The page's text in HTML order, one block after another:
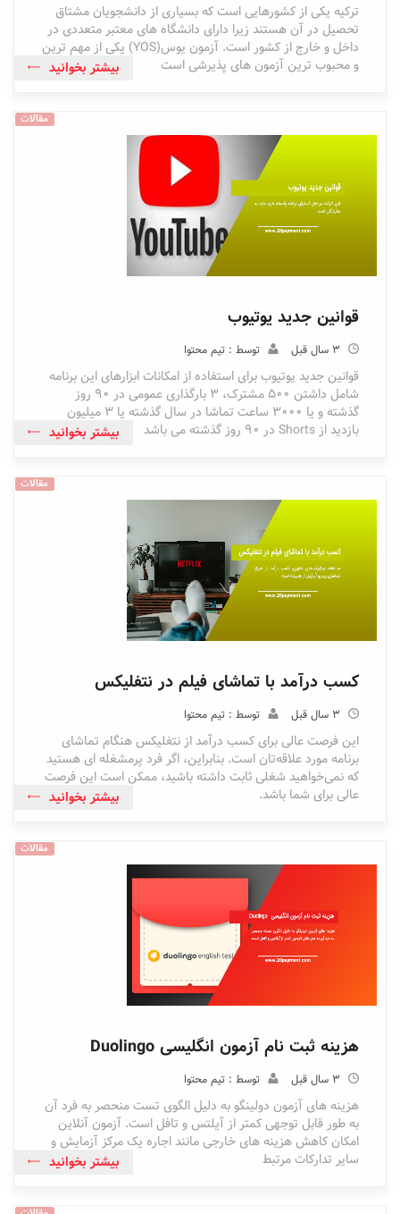
ترکیه یکی از کشورهایی است که بسیاری از دانشجویان مشتاق
تحصیل در آن هستند زیرا دارای دانشگاه های معتبر متعددی در
داخل و خارج از کشور است. آزمون یوس(YOS) یکی از مهم ترین
و محبوب ترین آزمون های پذیرشی است
بیشتر بخوانید
مقالات
قوانین جدید یوتیوب
3 سال قبل توسط : تیم محتوا
قوانین جدید یوتیوب برای استفاده از امکانات ابزارهای این برنامه
شامل داشتن 500 مشترک، 3 بارگذاری عمومی در 90 روز
گذشته و یا 3000 ساعت تماشا در سال گذشته یا 3 میلیون
بازدید از Shorts در 90 روز گذشته می باشد
بیشتر بخوانید
مقالات
کسب درآمد با تماشای فیلم در نتفلیکس
3 سال قبل توسط : تیم محتوا
این فرصت عالی برای کسب درآمد از نتفلیکس هنگام تماشای
برنامه مورد علاقه‌تان است. بنابراین، اگر فرد پرمشغله ‌ای هستید
که نمی‌خواهید شغلی ثابت داشته باشید، ممکن است این فرصت
عالی برای شما باشد.
بیشتر بخوانید
مقالات
هزینه ثبت نام آزمون انگلیسی Duolingo
3 سال قبل توسط : تیم محتوا
هزینه های آزمون دولینگو به دلیل الگوی تست منحصر به فرد آن
به طور قابل توجهی کمتر از آیلتس و تافل است. آزمون آنلاین
امکان کاهش هزینه های خارجی مانند اجاره یک مرکز آزمایش و
سایر تدارکات مرتبط
بیشتر بخوانید